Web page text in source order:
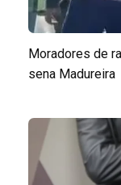
Moradores de
sena Madureira